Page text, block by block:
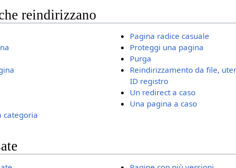
reindirizzano
categoria
Pagina radice casuale
Proteggi una pagina
Purga
Reindirizzamento da file,
ID registro
Un redirect a caso
Una pagina a caso